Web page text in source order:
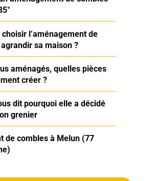
choisir l’aménagement de
sa maison ?
aménagés, quelles pièces
créer ?
dit pourquoi elle a décidé
grenier
de combles à Melun (77